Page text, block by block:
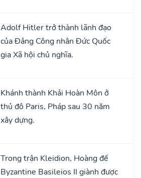
Adolf Hitler trở thành lãnh đạo
của Đảng Công nhân Đức Quốc
gia Xã hội chủ nghĩa.
Khánh thành Khải Hoàn Môn ở
thủ đô Paris, Pháp sau 30 năm
xây dựng.
Trong trận Kleidion, Hoàng đế
Byzantine Basileios II giành được